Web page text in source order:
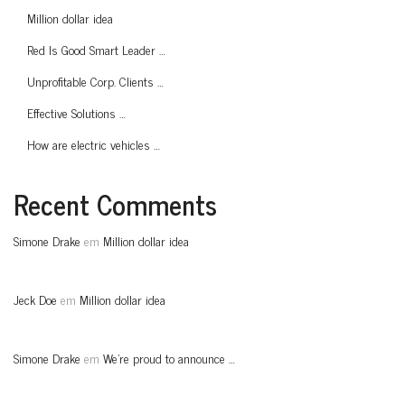
Million dollar idea
Red Is Good Smart Leader …
Unprofitable Corp. Clients …
Effective Solutions …
How are electric vehicles …
Recent Comments
Simone Drake em Million dollar idea
Jeck Doe em Million dollar idea
Simone Drake em We’re proud to announce …